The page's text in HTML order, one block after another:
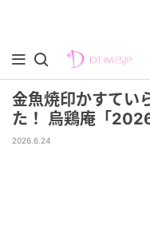
金魚焼印かすてい
た！ 烏鶏庵「
2026.6.24